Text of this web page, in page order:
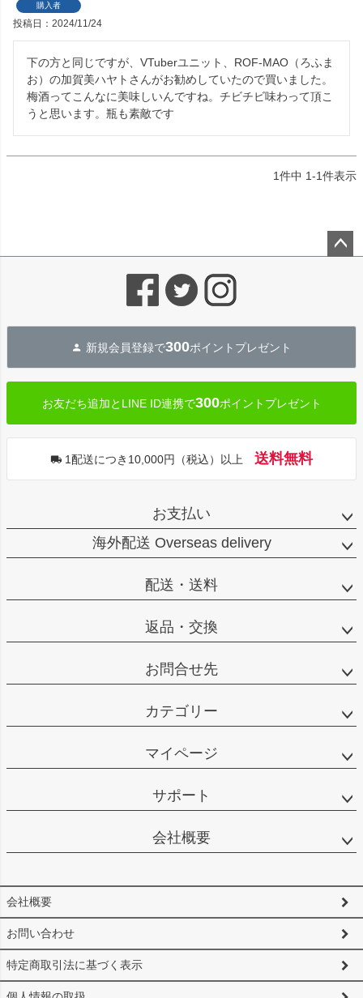
購入者
投稿日 2024/11/24
下の方と同じですが、VTuberユニット、ROF-MAO（ろふま
お）の加賀美ハヤトさんがお勧めしていたので買いました。
梅酒ってこんなに美味しいんですね。チビチビ味わって頂こ
うと思います。瓶も素敵です
1件中 1-1件表示
新規会員登録で300ポイントプレゼント
お友だち追加とLINE ID連携で300ポイントプレゼント
1配送につき10,000円（税込）以上 送料無料
お支払い
海外配送 Overseas delivery
配送・送料
返品・交換
お問合せ先
カテゴリー
マイページ
サポート
会社概要
会社概要
お問い合わせ
特定商取引法に基づく表示